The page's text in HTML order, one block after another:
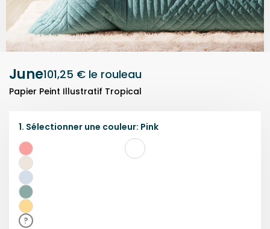
June101,25 € le rouleau
Papier Peint Illustratif Tropical
1. Sélectionner une couleur: Pink
Rose
Beige
Lilas
Vert
Jaune
?